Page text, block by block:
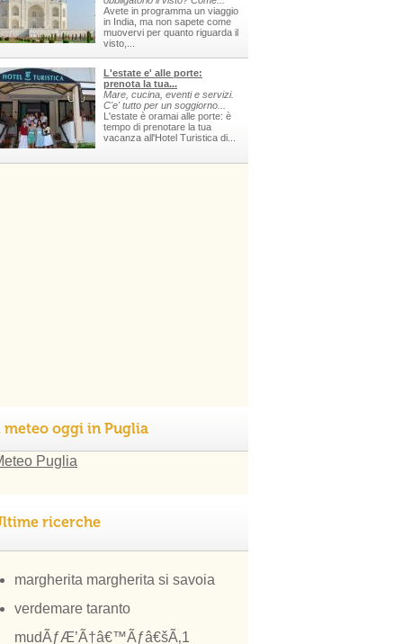
Avete in programma un viaggio
in India, ma non sapete come
muovervi per quanto riguarda il
visto,...
L'estate e' alle porte:
prenota la tua...
Mare, cucina, eventi e servizi.
C'e' tutto per un soggiorno...
L'estate è oramai alle porte: è
tempo di prenotare la tua
vacanza all'Hotel Turistica di...
meteo oggi in Puglia
ricerche
margherita margherita si savoia
verdemare taranto
mudÃƒÆ’Ã†â€™Ãƒâ€šÃ‚1